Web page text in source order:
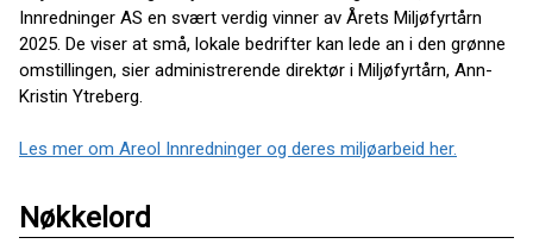
Innredninger AS en svært verdig vinner av Årets Miljøfyrtårn
2025. De viser at små, lokale bedrifter kan lede an i den grønne
omstillingen, sier administrerende direktør i Miljøfyrtårn, Ann-
Kristin Ytreberg.
Les mer om Areol Innredninger og deres miljøarbeid her.
Nøkkelord